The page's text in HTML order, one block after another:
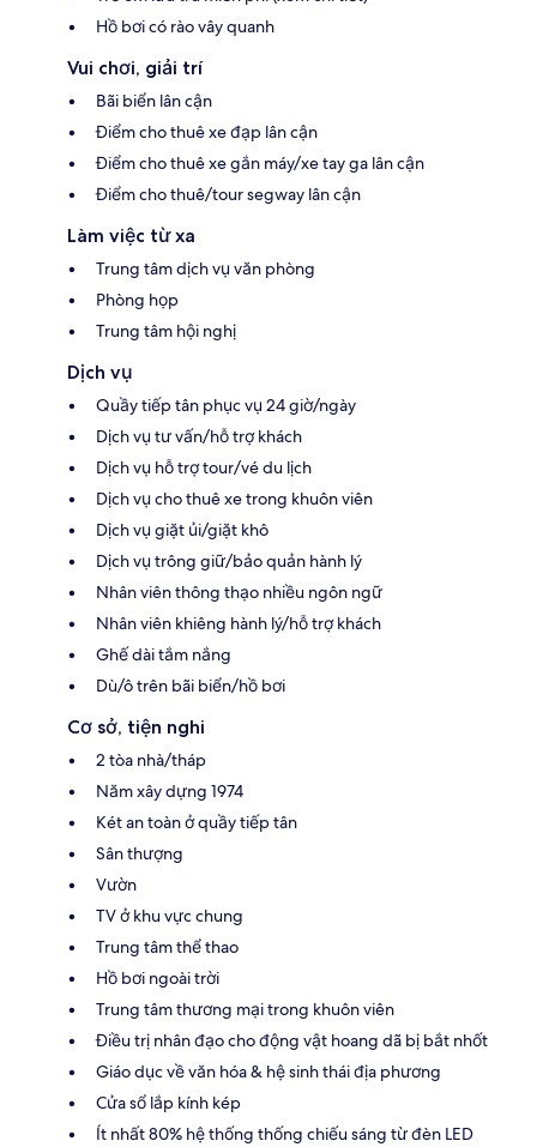
Hồ bơi có rào vây quanh
Vui chơi, giải trí
Bãi biển lân cận
Điểm cho thuê xe đạp lân cận
Điểm cho thuê xe gắn máy/xe tay ga lân cận
Điểm cho thuê/tour segway lân cận
Làm việc từ xa
Trung tâm dịch vụ văn phòng
Phòng họp
Trung tâm hội nghị
Dịch vụ
Quầy tiếp tân phục vụ 24 giờ/ngày
Dịch vụ tư vấn/hỗ trợ khách
Dịch vụ hỗ trợ tour/vé du lịch
Dịch vụ cho thuê xe trong khuôn viên
Dịch vụ giặt ủi/giặt khô
Dịch vụ trông giữ/bảo quản hành lý
Nhân viên thông thạo nhiều ngôn ngữ
Nhân viên khiêng hành lý/hỗ trợ khách
Ghế dài tắm nắng
Dù/ô trên bãi biển/hồ bơi
Cơ sở, tiện nghi
2 tòa nhà/tháp
Năm xây dựng 1974
Két an toàn ở quầy tiếp tân
Sân thượng
Vườn
TV ở khu vực chung
Trung tâm thể thao
Hồ bơi ngoài trời
Trung tâm thương mại trong khuôn viên
Điều trị nhân đạo cho động vật hoang dã bị bắt nhốt
Giáo dục về văn hóa & hệ sinh thái địa phương
Cửa sổ lắp kính kép
Ít nhất 80% hệ thống thống chiếu sáng từ đèn LED